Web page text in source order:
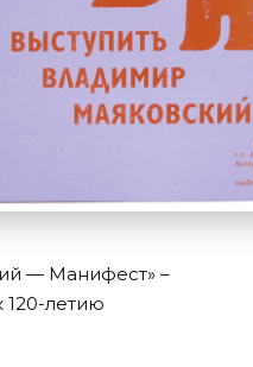
— Манифест» –
летию